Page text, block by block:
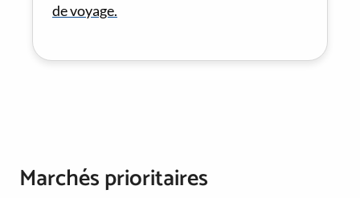
de voyage.
Marchés prioritaires